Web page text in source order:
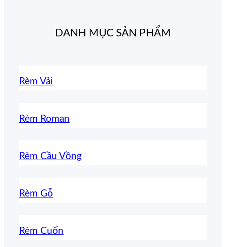
DANH MỤC SẢN PHẨM
Rèm Vải
Rèm Roman
Rèm Cầu Vồng
Rèm Gỗ
Rèm Cuốn